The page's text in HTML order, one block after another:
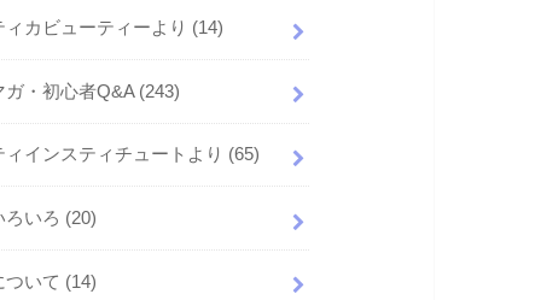
ィカビューティーより (14)
ガ・初心者Q&A (243)
ィインスティチュートより (65)
ろいろ (20)
ついて (14)